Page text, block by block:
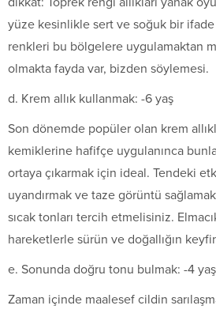
yüze kesinlikle sert ve soğuk bir
renkleri bu bölgelere uygulamaktan
olmakta fayda var, bizden söylemesi.
d. Krem allık kullanmak: -6 yaş
Son dönemde popüler olan krem
kemiklerine hafifçe uygulanınca
ortaya çıkarmak için ideal. Tendeki
uyandırmak ve taze görüntü
sıcak tonları tercih etmelisiniz.
hareketlerle sürün ve doğallığın
e. Sonunda doğru tonu bulmak: -4 yaş
Zaman içinde maalesef cildin